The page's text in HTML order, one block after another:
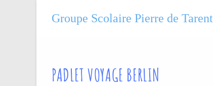
Groupe Scolaire Pierre de
PADLET VOYAGE BERLIN